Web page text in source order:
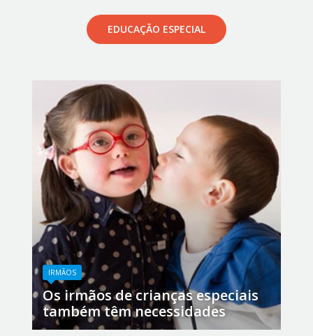
EDUCAÇÃO ESPECIAL
IRMÃOS
Os irmãos de crianças especiais
também têm necessidades